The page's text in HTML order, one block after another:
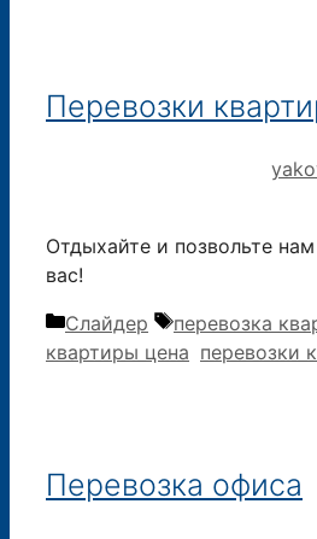
Перевозки
Отдыхайте и позвольте нам
вас!
Рубрики
Слайдер Метки
перевозка
квартиры цена перевозки
Перевозка офиса